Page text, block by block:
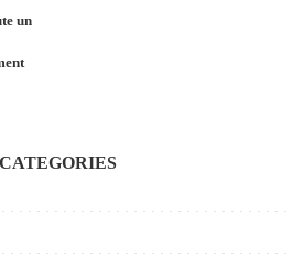
un
CATEGORIES